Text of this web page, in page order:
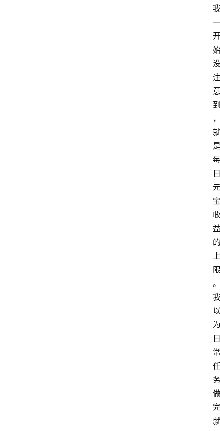
我
一
开
始
没
注
意
到
，
就
是
每
日
元
宝
收
益
的
上
限
。
我
以
为
日
常
任
务
做
完
就